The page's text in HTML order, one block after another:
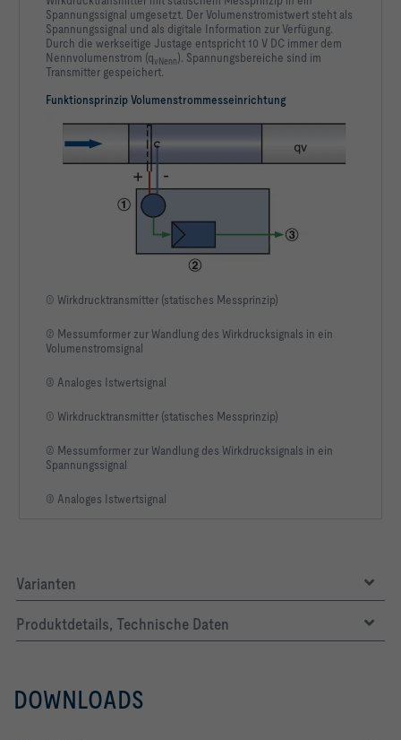
Funktionsprinzip Volumenstrommesseinrichtung
① Wirkdrucktransmitter (statisches Messprinzip)
② Messumformer zur Wandlung des Wirkdrucksignals in ein
Volumenstromsignal
③ Analoges Istwertsignal
① Wirkdrucktransmitter (statisches Messprinzip)
② Messumformer zur Wandlung des Wirkdrucksignals in ein
Spannungssignal
③ Analoges Istwertsignal
Spannungssignal umgesetzt. Der Volumenstromistwert steht als
Spannungssignal und als digitale Information zur Verfügung.
Durch die werkseitige Justage entspricht 10 V DC immer dem
Nennvolumenstrom (qvNenn). Spannungsbereiche sind im
Transmitter gespeichert.
Varianten
Produktdetails, Technische Daten
DOWNLOADS